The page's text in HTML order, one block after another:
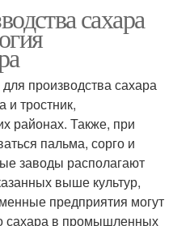
сахара
производства сахара
и тростник,
районах. Также, при
пальма, сорго и
заводы располагают
выше культур,
предприятия могут
сахара в промышленных